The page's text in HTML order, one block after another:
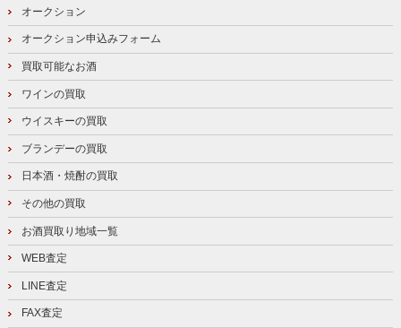
オークション
オークション申込みフォーム
買取可能なお酒
ワインの買取
ウイスキーの買取
ブランデーの買取
日本酒・焼酎の買取
その他の買取
お酒買取り地域一覧
WEB査定
LINE査定
FAX査定